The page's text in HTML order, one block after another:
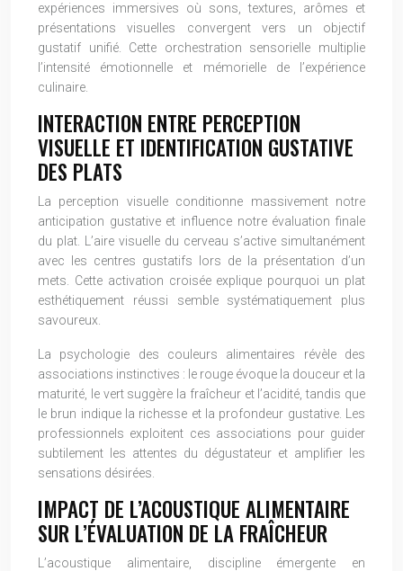
expériences immersives où sons, textures, arômes et
présentations visuelles convergent vers un objectif
gustatif unifié. Cette orchestration sensorielle multiplie
l’intensité émotionnelle et mémorielle de l’expérience
culinaire.
INTERACTION ENTRE PERCEPTION
VISUELLE ET IDENTIFICATION GUSTATIVE
DES PLATS
La perception visuelle conditionne massivement notre
anticipation gustative et influence notre évaluation finale
du plat. L’aire visuelle du cerveau s’active simultanément
avec les centres gustatifs lors de la présentation d’un
mets. Cette activation croisée explique pourquoi un plat
esthétiquement réussi semble systématiquement plus
savoureux.
La psychologie des couleurs alimentaires révèle des
associations instinctives : le rouge évoque la douceur et la
maturité, le vert suggère la fraîcheur et l’acidité, tandis que
le brun indique la richesse et la profondeur gustative. Les
professionnels exploitent ces associations pour guider
subtilement les attentes du dégustateur et amplifier les
sensations désirées.
IMPACT DE L’ACOUSTIQUE ALIMENTAIRE
SUR L’ÉVALUATION DE LA FRAÎCHEUR
L’acoustique alimentaire, discipline émergente en